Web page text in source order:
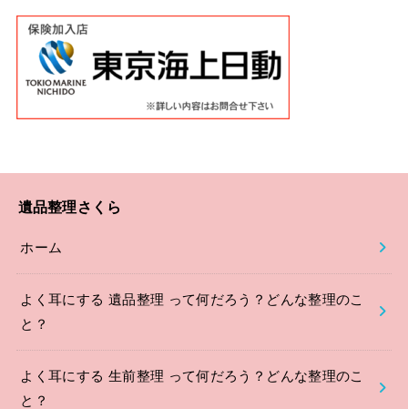
遺品整理さくら
ホーム
よく耳にする 遺品整理 って何だろう？どんな整理のこ
と？
よく耳にする 生前整理 って何だろう？どんな整理のこ
と？